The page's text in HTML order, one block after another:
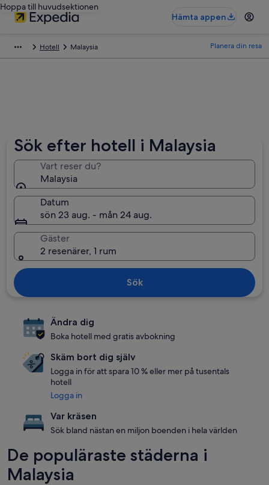
Hoppa till huvudsektionen
Hämta appen
Hotell Malaysia Planera din resa
Sök efter hotell i Malaysia
Vart reser du?
Malaysia
Datum
sön 23 aug. - mån 24 aug.
Gäster
2 resenärer, 1 rum
Sök
Ändra dig
Boka hotell med gratis avbokning
Skäm bort dig själv
Logga in för att spara 10 % eller mer på tusentals
hotell
Logga in
Var kräsen
Sök bland nästan en miljon boenden i hela världen
De populäraste städerna i
Malaysia